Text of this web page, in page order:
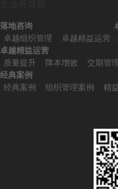
落地咨询
卓越组织管理
卓越精益运营
卓越精益运营
质量提升
降本增效 交期管
经典案例
经典案例
组织管理案例 精